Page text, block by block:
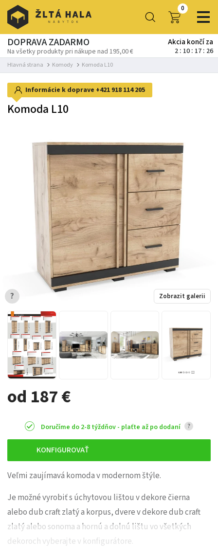
0
DOPRAVA ZADARMO
Na všetky produkty pri nákupe nad 195,00 €
Akcia končí za
2 10 17 24
Hlavná strana Komody Komoda L10
od 187 €
Doručíme do 2-8 týždňov - plaťte až po dodaní ?
KONFIGUROVAŤ
Informácie k doprave +421 918 114 205
Komoda L10
Zobrazit galerii
?
Veľmi zaujímavá komoda v modernom štýle.
Je možné vyrobiť s úchytovou lištou v dekore čierna
alebo dub craft zlatý a korpus, dvere v dekore dub craft
zlatý alebo sonoma a hornú a dolnú lištu vo všetkých
dekoroch vyberajte v konfigurátore.